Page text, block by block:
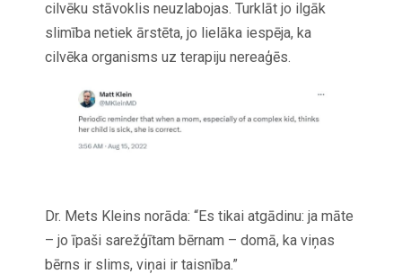
cilvēku stāvoklis neuzlabojas. Turklāt jo ilgāk
slimība netiek ārstēta, jo lielāka iespēja, ka
cilvēka organisms uz terapiju nereaģēs.
Dr. Mets Kleins norāda: “Es tikai atgādinu: ja māte
– jo īpaši sarežģītam bērnam – domā, ka viņas
bērns ir slims, viņai ir taisnība.”